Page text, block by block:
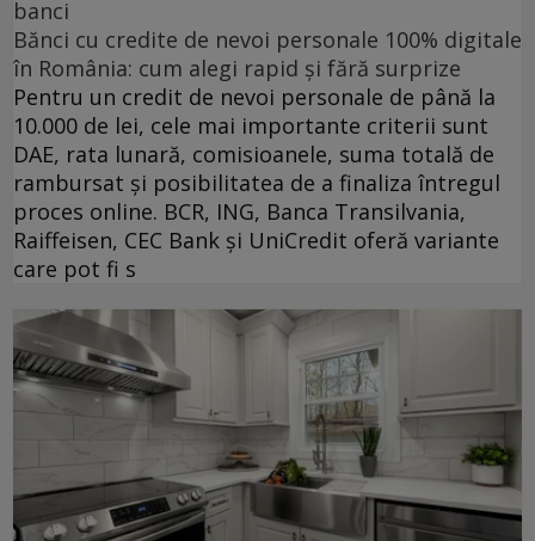
banci
Bănci cu credite de nevoi personale 100% digitale
în România: cum alegi rapid și fără surprize
Pentru un credit de nevoi personale de până la
10.000 de lei, cele mai importante criterii sunt
DAE, rata lunară, comisioanele, suma totală de
rambursat și posibilitatea de a finaliza întregul
proces online. BCR, ING, Banca Transilvania,
Raiffeisen, CEC Bank și UniCredit oferă variante
care pot fi s